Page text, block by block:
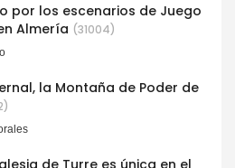
por los escenarios de Juego
Almería (31004)
la Montaña de Poder de
de Turre es única en el